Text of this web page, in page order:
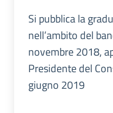
Si pubblica la
nell’ambito del
novembre 2018,
Presidente del
giugno 2019